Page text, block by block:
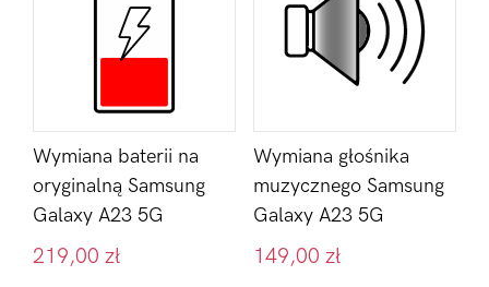
Wymiana baterii na
oryginalną Samsung
Galaxy A23 5G
219,00 zł
Wymiana głośnika
muzycznego Samsung
Galaxy A23 5G
149,00 zł